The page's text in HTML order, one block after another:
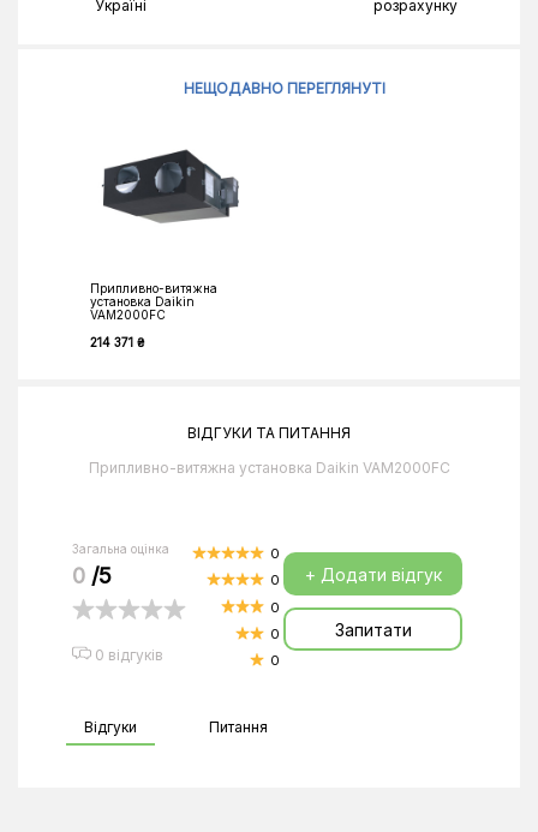
Україні
розрахунку
НЕЩОДАВНО ПЕРЕГЛЯНУТІ
Припливно-витяжна
установка Daikin
VAM2000FC
214 371 ₴
ВІДГУКИ ТА ПИТАННЯ
Припливно-витяжна установка Daikin VAM2000FC
Загальна оцінка
0 /5
0 відгуків
0
0
0
0
0
+ Додати відгук
Запитати
Відгуки Питання